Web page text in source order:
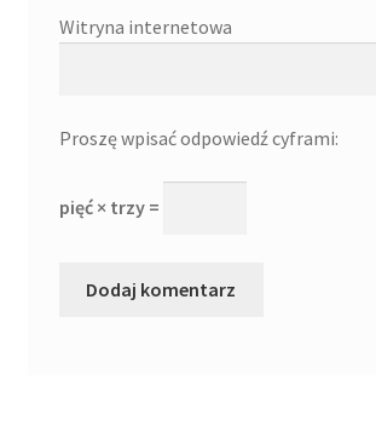
Witryna internetowa
Proszę wpisać odpowiedź cyframi:
pięć × trzy =